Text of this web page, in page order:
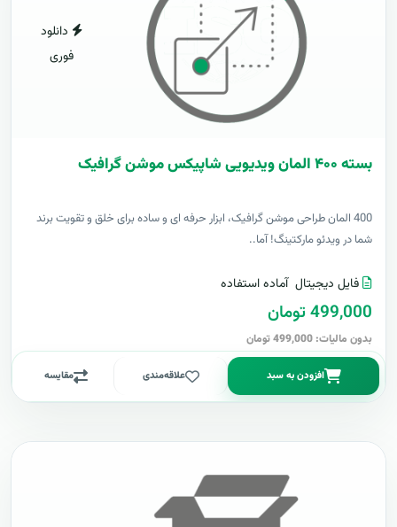
دانلود
فوری
بسته ۴۰۰ المان ویدیویی شاپیکس موشن گرافیک
400 المان طراحی موشن گرافیک، ابزار حرفه ای و ساده برای خلق و تقویت برند
شما در ویدئو مارکتینگ! آما..
فایل دیجیتال آماده استفاده
499,000 تومان
بدون مالیات: 499,000 تومان
افزودن به سبد علاقه‌مندی مقایسه